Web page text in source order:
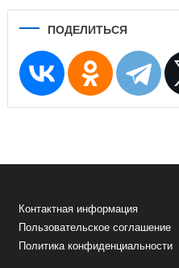
ПОДЕЛИТЬСЯ
Контактная информация
Пользовательское соглашение
Политика конфиденциальности